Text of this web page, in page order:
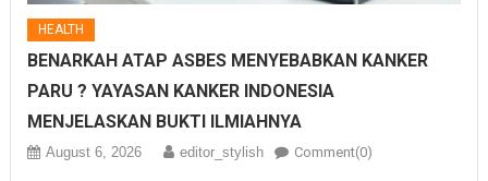
HEALTH
BENARKAH ATAP ASBES MENYEBABKAN KANKER
PARU ? YAYASAN KANKER INDONESIA
MENJELASKAN BUKTI ILMIAHNYA
August 6, 2026 editor_stylish Comment(0)